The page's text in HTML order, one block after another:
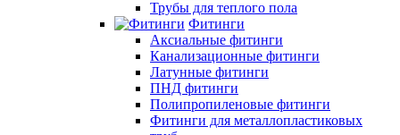
Трубы для теплого пола
Фитинги
Аксиальные фитинги
Канализационные фитинги
Латунные фитинги
ПНД фитинги
Полипропиленовые фитинги
Фитинги для металлопластиковых